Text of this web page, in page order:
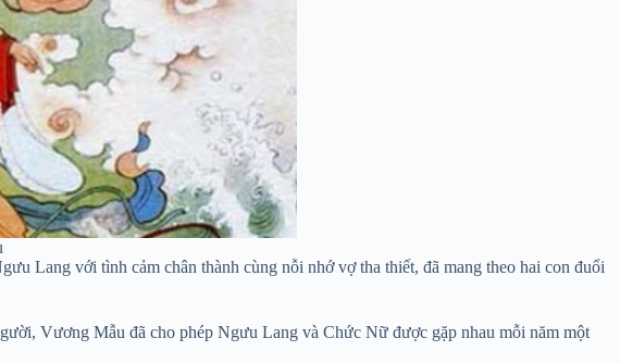
Lang với tình cảm chân thành cùng nỗi nhớ vợ tha thiết, đã mang theo hai con đuổi
Vương Mẫu đã cho phép Ngưu Lang và Chức Nữ được gặp nhau mỗi năm một